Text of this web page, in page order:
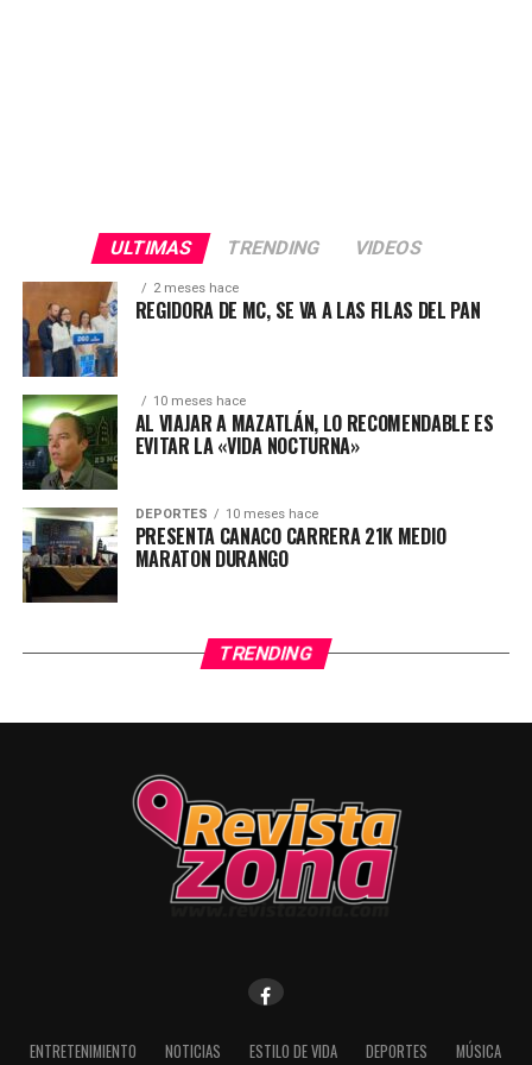
ULTIMAS TRENDING VIDEOS
2 meses hace
REGIDORA DE MC, SE VA A LAS FILAS DEL PAN
10 meses hace
AL VIAJAR A MAZATLÁN, LO RECOMENDABLE ES
EVITAR LA «VIDA NOCTURNA»
DEPORTES 10 meses hace
PRESENTA CANACO CARRERA 21K MEDIO
MARATON DURANGO
TRENDING
ENTRETENIMIENTO NOTICIAS ESTILO DE VIDA DEPORTES MÚSICA